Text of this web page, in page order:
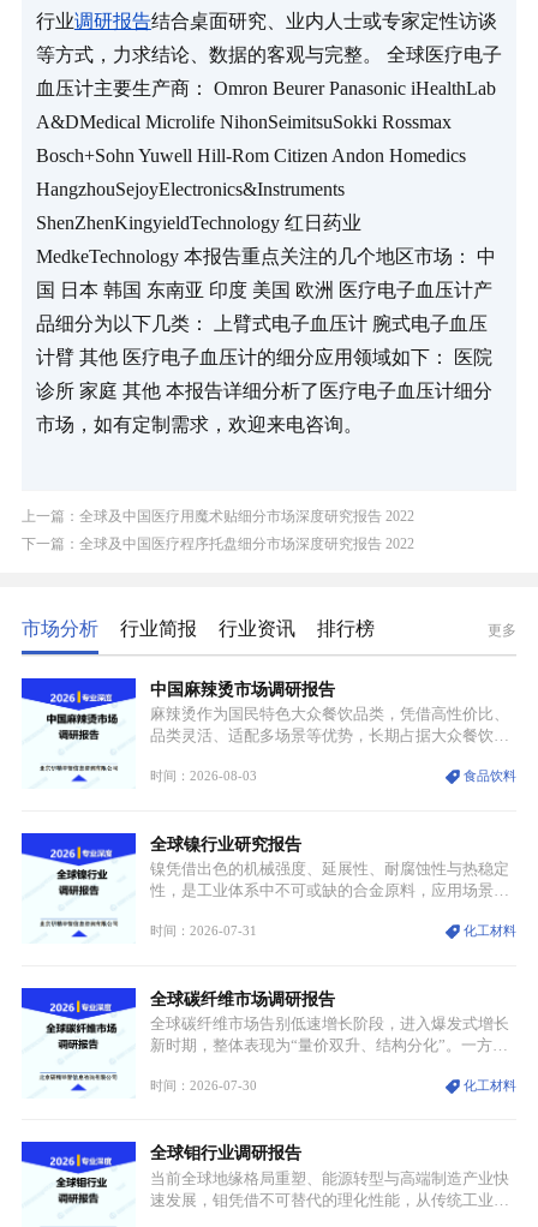
行业调研报告结合桌面研究、业内人士或专家定性访谈
等方式，力求结论、数据的客观与完整。 全球医疗电子
血压计主要生产商： Omron Beurer Panasonic iHealthLab
A&DMedical Microlife NihonSeimitsuSokki Rossmax
Bosch+Sohn Yuwell Hill-Rom Citizen Andon Homedics
HangzhouSejoyElectronics&Instruments
ShenZhenKingyieldTechnology 红日药业
MedkeTechnology 本报告重点关注的几个地区市场： 中
国 日本 韩国 东南亚 印度 美国 欧洲 医疗电子血压计产
品细分为以下几类： 上臂式电子血压计 腕式电子血压
计臂 其他 医疗电子血压计的细分应用领域如下： 医院
诊所 家庭 其他 本报告详细分析了医疗电子血压计细分
市场，如有定制需求，欢迎来电咨询。
上一篇：全球及中国医疗用魔术贴细分市场深度研究报告 2022
下一篇：全球及中国医疗程序托盘细分市场深度研究报告 2022
市场分析 行业简报 行业资讯 排行榜 更多
中国麻辣烫市场调研报告
麻辣烫作为国民特色大众餐饮品类，凭借高性价比、
品类灵活、适配多场景等优势，长期占据大众餐饮重
型，叠加消费需求升级、线上流量变革、新零售业态
特点，在消费、创业、政策、技术多重驱动下，依旧
具备强劲的发展活力。
时间：2026-08-03 食品饮料
全球镍行业研究报告
镍凭借出色的机械强度、延展性、耐腐蚀性与热稳定
性，是工业体系中不可或缺的合金原料，应用场景横
用价值难以被替代。依托理化优势，镍被全球主要经
型为新能源核心战略矿产，全球产业形成“印尼掌控
资源与产能、中国主导消费与技术、工艺向低碳湿法
迭代、再生镍加速补位”的全新格局。
时间：2026-07-31 化工材料
全球碳纤维市场调研报告
全球碳纤维市场告别低速增长阶段，进入爆发式增长
新时期，整体表现为“量价双升、结构分化”。一方面
持续扩张；另一方面产品、需求、应用场景呈现明显
体规模扩张，高附加值领域与规模化工业应用形成两
大独立增长体系。
时间：2026-07-30 化工材料
全球钼行业调研报告
当前全球地缘格局重塑、能源转型与高端制造产业快
速发展，钼凭借不可替代的理化性能，从传统工业金